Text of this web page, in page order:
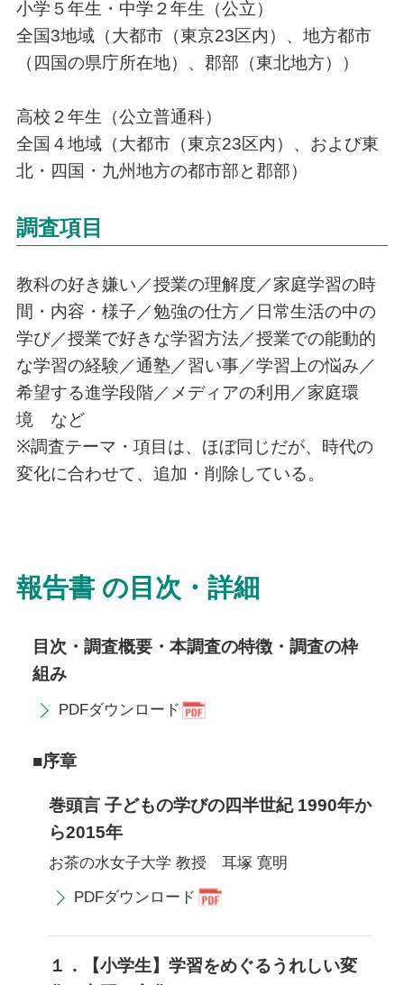
小学５年生・中学２年生（公立）
全国3地域（大都市（東京23区内）、地方都市
（四国の県庁所在地）、郡部（東北地方））
高校２年生（公立普通科）
全国４地域（大都市（東京23区内）、および東
北・四国・九州地方の都市部と郡部）
調査項目
教科の好き嫌い／授業の理解度／家庭学習の時
間・内容・様子／勉強の仕方／日常生活の中の
学び／授業で好きな学習方法／授業での能動的
な学習の経験／通塾／習い事／学習上の悩み／
希望する進学段階／メディアの利用／家庭環
境 など
※調査テーマ・項目は、ほぼ同じだが、時代の
変化に合わせて、追加・削除している。
報告書 の目次・詳細
目次・調査概要・本調査の特徴・調査の枠
組み
PDFダウンロード
■序章
巻頭言 子どもの学びの四半世紀 1990年か
ら2015年
お茶の水女子大学 教授 耳塚 寛明
PDFダウンロード
１．【小学生】学習をめぐるうれしい変